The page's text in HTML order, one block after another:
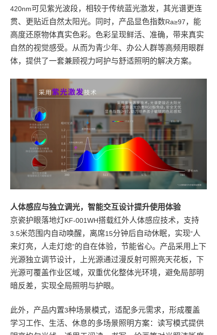
420nm可见紫光波段，相较于传统蓝光激发，其光谱更连
贯、更贴近自然太阳光。同时，产品显色指数Ra≥97 ，能
高度还原物体真实色彩。色彩呈现鲜活、准确，带来真实
自然的视觉感受。从而为青少年、办公人群等高频用眼群
体，提供了一套兼顾视力呵护与舒适照明的解决方案。
人体感应与独立调光，智能交互设计提升使用体验
京瓷护眼落地灯KF-001WH搭载红外人体感应技术，支持
3.5米范围内自动唤醒，离席15分钟后自动休眠，实现“ 人
来灯亮，人走灯熄”的自在体验，节能省心。产品采用上下
光源独立调节设计，上光源通过漫反射可照亮天花板，下
光源可覆盖作业区域，双重优化整体光环境，避免局部明
暗反差，实现全局照明与护眼。
此外，产品内置3种场景模式，适配多元需求，形成覆盖
学习工作、生活、休息的多场景照明方案：读写模式提供